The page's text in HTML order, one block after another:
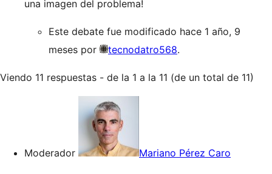
una imagen del problema!
Este debate fue modificado hace 1 año, 9
meses por
tecnodatro568.
Viendo 11 respuestas - de la 1 a la 11 (de un total de 11)
Moderador Mariano Pérez Caro